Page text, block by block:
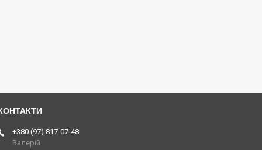
+380 (97) 817-07-48
Валерій